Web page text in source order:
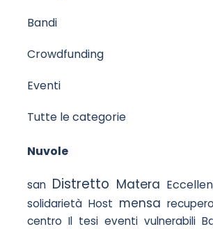
Bandi
Crowdfunding
Eventi
Tutte le categorie
Salta blocco Nuvole
Nuvole
san Distretto Matera
solidarietà Host mensa recupero
centro Il tesi eventi vulnerabili